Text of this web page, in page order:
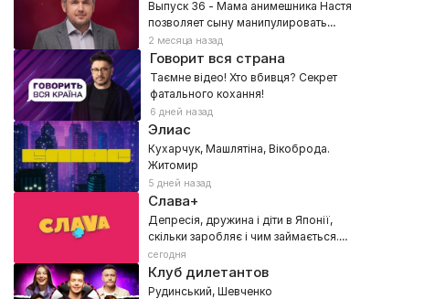
Выпуск 36 - Мама анимешника Настя
позволяет сыну манипулировать
собой?
2 месяца назад
Говорит вся страна
Таємне відео! Хто вбивця? Секрет
фатального кохання!
6 дней назад
Элиас
Кухарчук, Машлятіна, Вікоброда.
Житомир
5 дней назад
Слава+
Депресія, дружина і діти в Японії,
скільки заробляє і чим займається.
Павло Шилько
сегодня
Клуб дилетантов
Рудинський, Шевченко